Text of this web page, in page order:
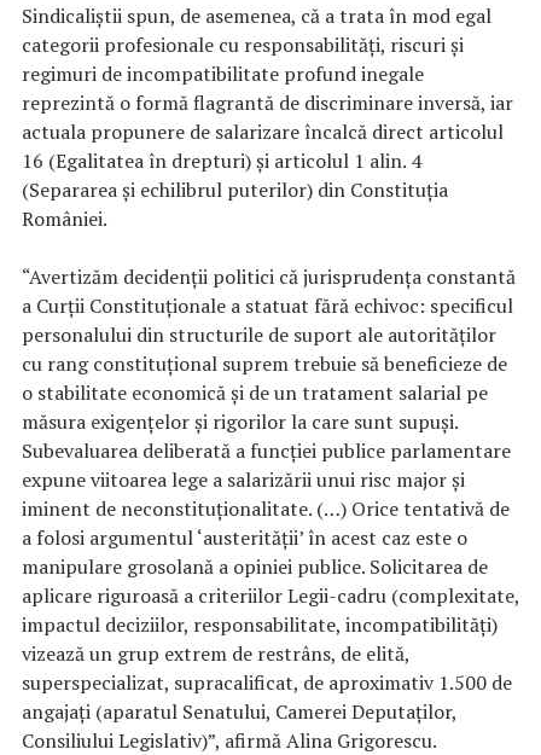
Sindicaliştii spun, de asemenea, că a trata în mod egal
categorii profesionale cu responsabilităţi, riscuri şi
regimuri de incompatibilitate profund inegale
reprezintă o formă flagrantă de discriminare inversă, iar
actuala propunere de salarizare încalcă direct articolul
16 (Egalitatea în drepturi) şi articolul 1 alin. 4
(Separarea şi echilibrul puterilor) din Constituţia
României.
“Avertizăm decidenţii politici că jurisprudenţa constantă
a Curţii Constituţionale a statuat fără echivoc: specificul
personalului din structurile de suport ale autorităţilor
cu rang constituţional suprem trebuie să beneficieze de
o stabilitate economică şi de un tratament salarial pe
măsura exigenţelor şi rigorilor la care sunt supuşi.
Subevaluarea deliberată a funcţiei publice parlamentare
expune viitoarea lege a salarizării unui risc major şi
iminent de neconstituţionalitate. (…) Orice tentativă de
a folosi argumentul ‘austerităţii’ în acest caz este o
manipulare grosolană a opiniei publice. Solicitarea de
aplicare riguroasă a criteriilor Legii-cadru (complexitate,
impactul deciziilor, responsabilitate, incompatibilităţi)
vizează un grup extrem de restrâns, de elită,
superspecializat, supracalificat, de aproximativ 1.500 de
angajaţi (aparatul Senatului, Camerei Deputaţilor,
Consiliului Legislativ)”, afirmă Alina Grigorescu.